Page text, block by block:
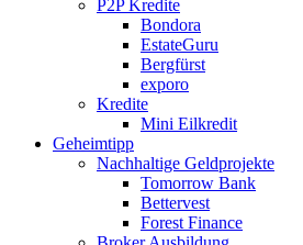
P2P Kredite
Bondora
EstateGuru
Bergfürst
exporo
Kredite
Mini Eilkredit
Geheimtipp
Nachhaltige Geldprojekte
Tomorrow Bank
Bettervest
Forest Finance